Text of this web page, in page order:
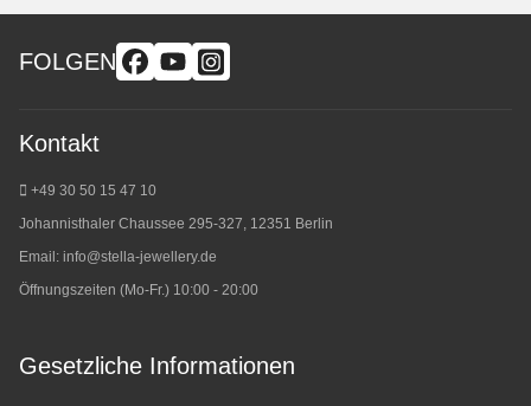
FOLGEN
Kontakt
+49 30 50 15 47 10
Johannisthaler Chaussee 295-327, 12351 Berlin
Email: info@stella-jewellery.de
Öffnungszeiten (Mo-Fr.) 10:00 - 20:00
Gesetzliche Informationen